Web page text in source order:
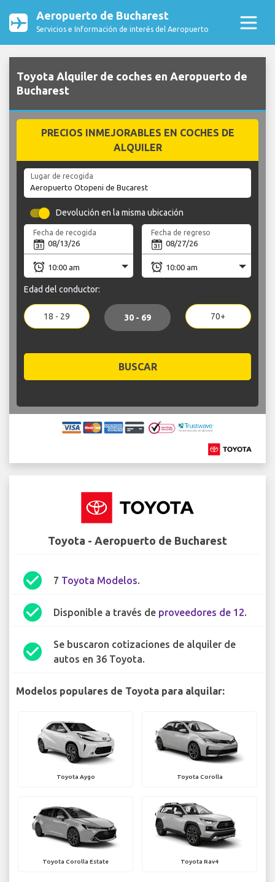
Aeropuerto de Bucharest
Servicios e Información de interés del Aeropuerto
Toyota Alquiler de coches en Aeropuerto de
Bucharest
PRECIOS INMEJORABLES EN COCHES DE
ALQUILER
Lugar de recogida
Devolución en la misma ubicación
Fecha de recogida Fecha de regreso
Edad del conductor:
18 - 29 30 - 69 70+
BUSCAR
Toyota - Aeropuerto de Bucharest
check_circle 7 Toyota Modelos.
check_circle Disponible a través de proveedores de 12.
check_circle
Se buscaron cotizaciones de alquiler de
autos en 36 Toyota.
Modelos populares de Toyota para alquilar:
Toyota Aygo Toyota Corolla
Toyota Corolla Estate Toyota Rav4